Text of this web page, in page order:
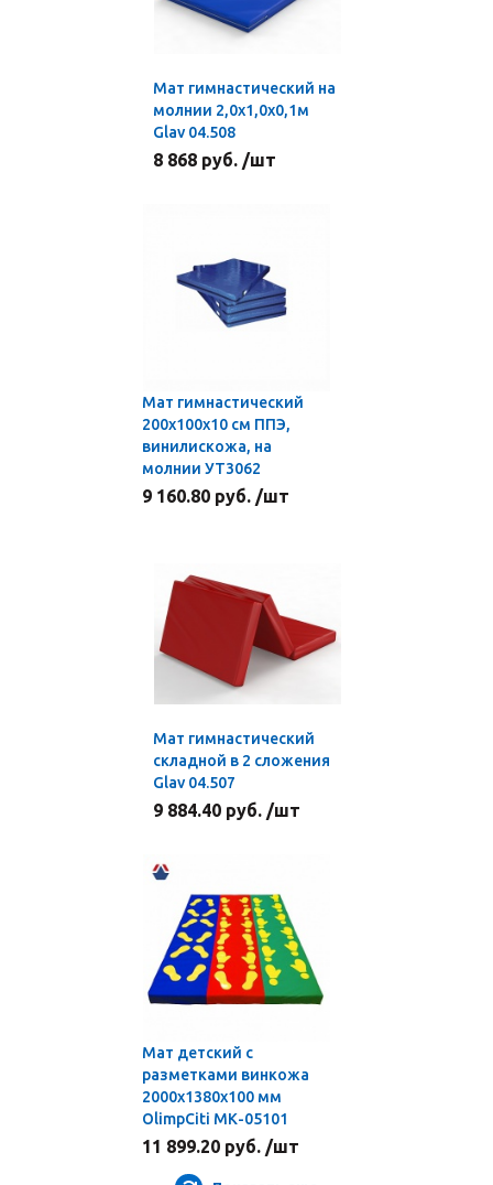
Мат гимнастический на
молнии 2,0х1,0х0,1м
Glav 04.508
8 868 руб. /шт
Мат гимнастический
200x100x10 см ППЭ,
винилискожа, на
молнии УТ3062
9 160.80 руб. /шт
Мат гимнастический
складной в 2 сложения
Glav 04.507
9 884.40 руб. /шт
Мат детский с
разметками винкожа
2000х1380х100 мм
OlimpCiti МК-05101
11 899.20 руб. /шт